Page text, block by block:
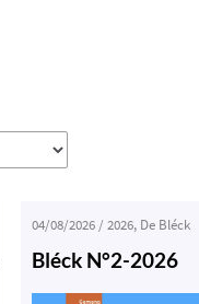
04/08/2026/2026, De Bléck
Bléck N°2-2026